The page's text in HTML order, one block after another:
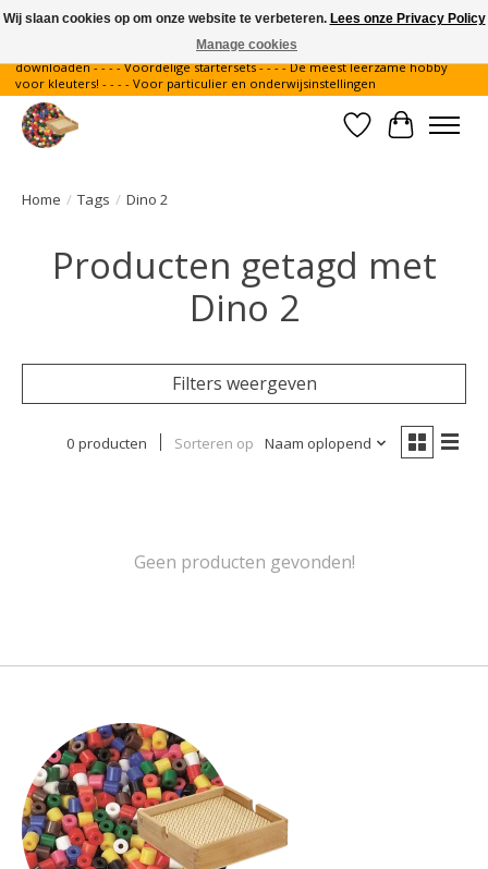
Gratis verzending binnen Nederland - - - - Legvoorbeelden gratis te
downloaden - - - - Voordelige startersets - - - - De meest leerzame hobby
voor kleuters! - - - - Voor particulier en onderwijsinstellingen
Verlanglijst
Home / Tags / Dino 2
Producten getagd met
Dino 2
Filters weergeven
0 producten Sorteren op Naam oplopend
Geen producten gevonden!
Wij slaan cookies op om onze website te verbeteren. Lees onze Privacy Policy
Manage cookies